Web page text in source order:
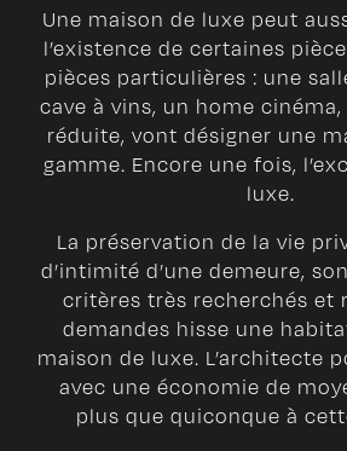
Une maison de luxe peut
l’existence de certaines
pièces particulières : une
cave à vins, un home
réduite, vont désigner une
gamme. Encore une fois,
luxe.
La préservation de la vie
d’intimité d’une demeure,
critères très recherchés et
demandes hisse une
maison de luxe. L’architecte
avec une économie de
plus que quiconque à